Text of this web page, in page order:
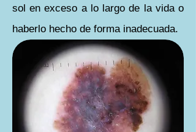
sol en exceso a lo largo de la vida o
haberlo hecho de forma inadecuada.